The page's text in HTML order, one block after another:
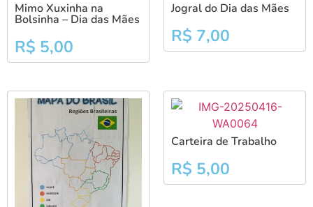
Mimo Xuxinha na
Bolsinha – Dia das Mães
R$ 5,00
Jogral do Dia das Mães
R$ 7,00
Carteira de Trabalho
R$ 5,00